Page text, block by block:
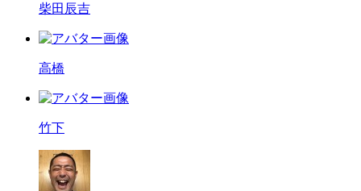
柴田辰吉
高橋
竹下